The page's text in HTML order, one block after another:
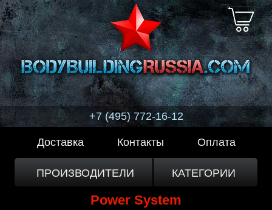
+7 (495) 772-16-12
Доставка Контакты Оплата
ПРОИЗВОДИТЕЛИ КАТЕГОРИИ
Power System